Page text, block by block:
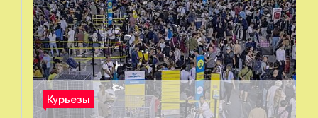
Курьезы